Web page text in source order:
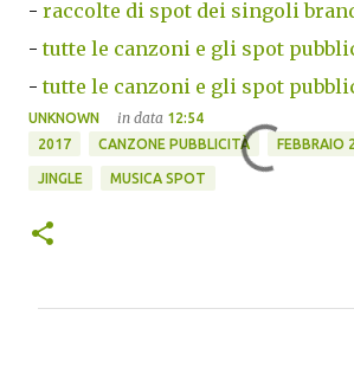
- raccolte di spot dei singoli
-tutte le canzoni e gli spot
-tutte le canzoni e gli spot
UNKNOWN in data 12:54
2017
CANZONE PUBBLICITÀ FEBBRAIO
JINGLE MUSICA SPOT